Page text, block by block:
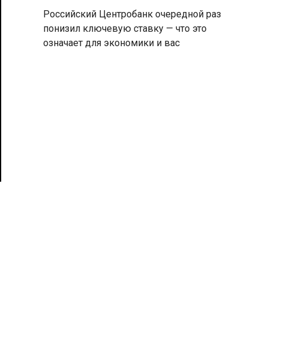
Российский Центробанк очередной раз
понизил ключевую ставку — что это
означает для экономики и вас